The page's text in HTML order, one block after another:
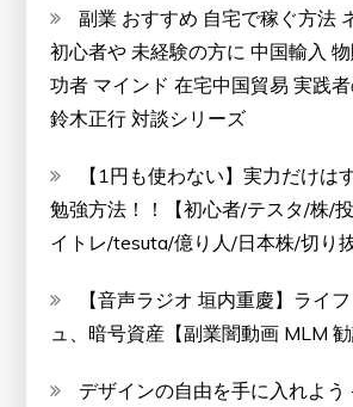
副業 おすすめ 自宅で稼ぐ方法
初心者や 未経験の方に 中国輸入
功者 マインド 在宅中国貿易 実践
鈴木正行 対談シリーズ
【1円も使わない】実力だけは
勉強方法！！【初心者/テスタ/株/
イトレ/tesuta/億り人/日本株/切り抜
【音声ラジオ 垣内重慶】ライ
ュ、暗号資産【副業闇動画 MLM 勧
デザインの自由を手に入れよ